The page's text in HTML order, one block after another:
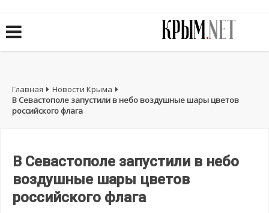
Главная
Новости Крыма
В Севастополе запустили в небо воздушные шары цветов
российского флага
В Севастополе запустили в небо
воздушные шары цветов
российского флага